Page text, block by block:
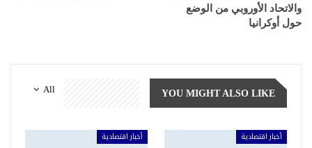
والاتحاد الأوروبي من الوضع
حول أوكرانيا
All YOU MIGHT ALSO LIKE
أخبار اقتصادية أخبار اقتصادية